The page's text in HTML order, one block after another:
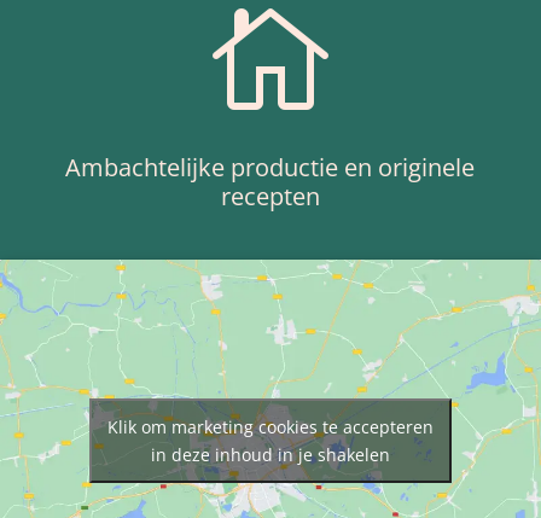

Ambachtelijke productie en originele
recepten
Klik om marketing cookies te accepteren
in deze inhoud in je shakelen